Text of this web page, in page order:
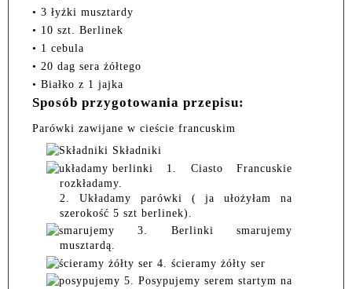
• 3 łyżki musztardy
• 10 szt. Berlinek
• 1 cebula
• 20 dag sera żółtego
• Białko z 1 jajka
Sposób przygotowania przepisu:
Parówki zawijane w cieście francuskim
Składniki
1. Ciasto Francuskie
rozkładamy.
2. Układamy parówki ( ja ułożyłam na
szerokość 5 szt berlinek).
3. Berlinki smarujemy
musztardą.
4. ścieramy żółty ser
5. Posypujemy serem startym na